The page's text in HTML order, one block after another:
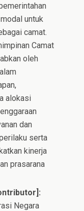
untuk
camat.
Camat
oleh
alokasi
dan
serta
kinerja
prasarana
Negara